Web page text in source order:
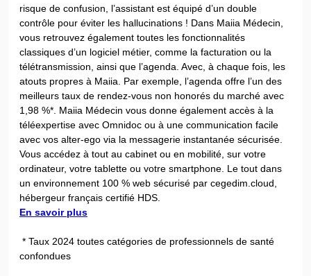
risque de confusion, l’assistant est équipé d’un double
contrôle pour éviter les hallucinations ! Dans Maiia Médecin,
vous retrouvez également toutes les fonctionnalités
classiques d’un logiciel métier, comme la facturation ou la
télétransmission, ainsi que l’agenda. Avec, à chaque fois, les
atouts propres à Maiia. Par exemple, l’agenda offre l’un des
meilleurs taux de rendez-vous non honorés du marché avec
1,98 %*. Maiia Médecin vous donne également accès à la
téléexpertise avec Omnidoc ou à une communication facile
avec vos alter-ego via la messagerie instantanée sécurisée.
Vous accédez à tout au cabinet ou en mobilité, sur votre
ordinateur, votre tablette ou votre smartphone. Le tout dans
un environnement 100 % web sécurisé par cegedim.cloud,
hébergeur français certifié HDS.
En savoir plus
* Taux 2024 toutes catégories de professionnels de santé
confondues